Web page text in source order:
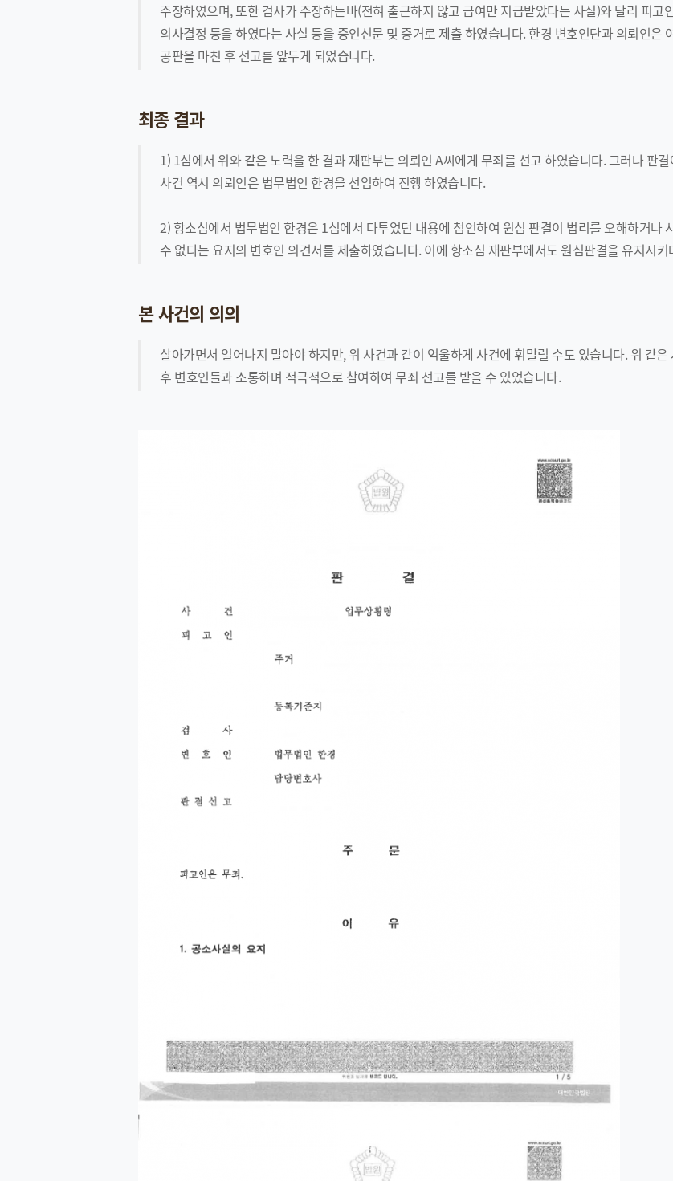
주장하였으며, 또한 검사가 주장하는바(전혀 출근하지 않고 급여만 지급받았다는 사실)와 달리 피
의사결정 등을 하였다는 사실 등을 증인신문 및 증거로 제출 하였습니다. 한경 변호인단과 의뢰인은
공판을 마친 후 선고를 앞두게 되었습니다.
최종 결과
1) 1심에서 위와 같은 노력을 한 결과 재판부는 의뢰인 A씨에게 무죄를 선고 하였습니다. 그러나 판
사건 역시 의뢰인은 법무법인 한경을 선임하여 진행 하였습니다.
2) 항소심에서 법무법인 한경은 1심에서 다투었던 내용에 첨언하여 원심 판결이 법리를 오해하거나
수 없다는 요지의 변호인 의견서를 제출하였습니다. 이에 항소심 재판부에서도 원심판결을 유지시
본 사건의 의의
살아가면서 일어나지 말아야 하지만, 위 사건과 같이 억울하게 사건에 휘말릴 수도 있습니다. 위 같
후 변호인들과 소통하며 적극적으로 참여하여 무죄 선고를 받을 수 있었습니다.